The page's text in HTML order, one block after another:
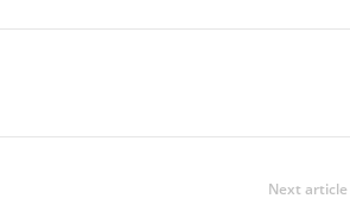
Next article